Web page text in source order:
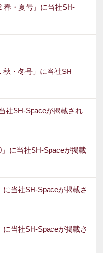
春・夏号」に当社SH-
秋・冬号」に当社SH-
社SH-Spaceが掲載され
」に当社SH-Spaceが掲載
に当社SH-Spaceが掲載さ
に当社SH-Spaceが掲載さ